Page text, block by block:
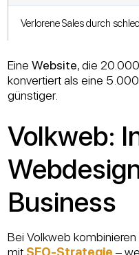
Verlorene Sales durch
EineWebsite, die
konvertiert als eine
günstiger.
Volkweb:
Business
Bei Volkweb kombinieren
mit SEO-Strategie –